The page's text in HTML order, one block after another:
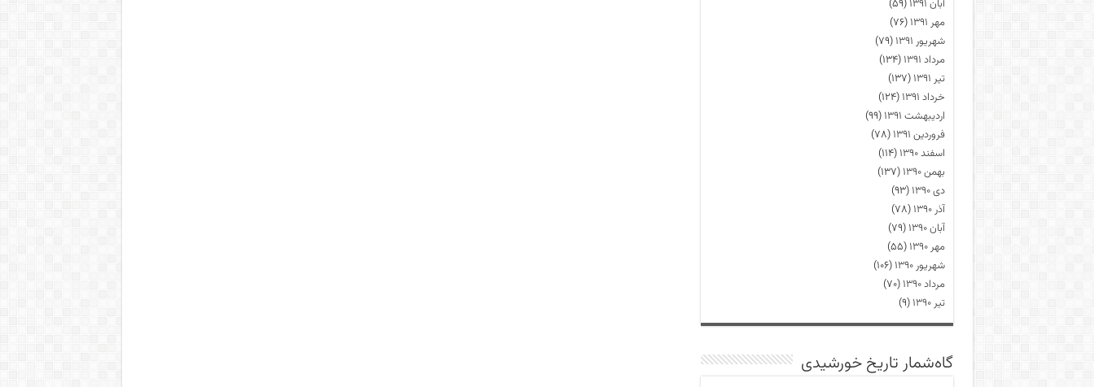
آبان ۱۳۹۱
(۵۹)
مهر ۱۳۹۱
(۷۶)
شهریور ۱۳۹۱
(۷۹)
مرداد ۱۳۹۱
(۱۳۴)
تیر ۱۳۹۱
(۱۳۷)
خرداد ۱۳۹۱
(۱۲۴)
اردیبهشت ۱۳۹۱
(۹۹)
فروردین ۱۳۹۱
(۷۸)
اسفند ۱۳۹۰
(۱۱۴)
بهمن ۱۳۹۰
(۱۳۷)
دی ۱۳۹۰
(۹۳)
آذر ۱۳۹۰
(۷۸)
آبان ۱۳۹۰
(۷۹)
مهر ۱۳۹۰
(۵۵)
شهریور ۱۳۹۰
(۱۰۶)
مرداد ۱۳۹۰
(۷۰)
تیر ۱۳۹۰
(۹)
گاه‌شمار تاریخ خورشیدی